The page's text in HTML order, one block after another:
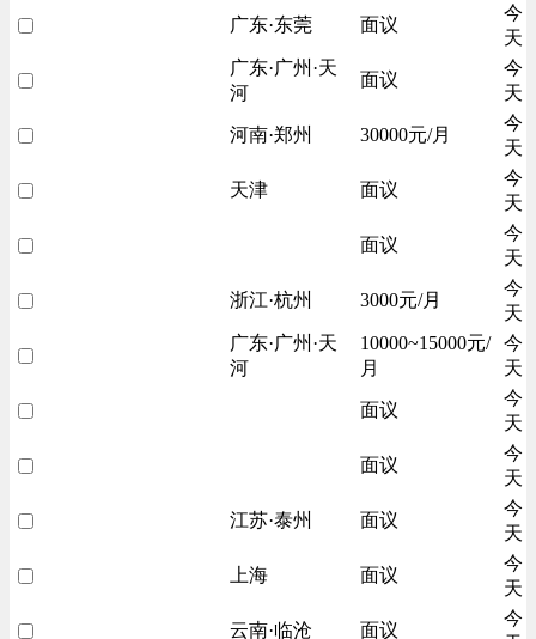
广东·东莞 面议
今
天
广东·广州·天
河
面议
今
天
河南·郑州 30000元/月
今
天
天津 面议
今
天
面议
今
天
浙江·杭州 3000元/月
今
天
广东·广州·天
河
10000~15000元/
月
今
天
面议
今
天
面议
今
天
江苏·泰州 面议
今
天
上海 面议
今
天
云南·临沧 面议
今